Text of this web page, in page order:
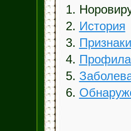
1.
2. История
3.
4.
5.
6.